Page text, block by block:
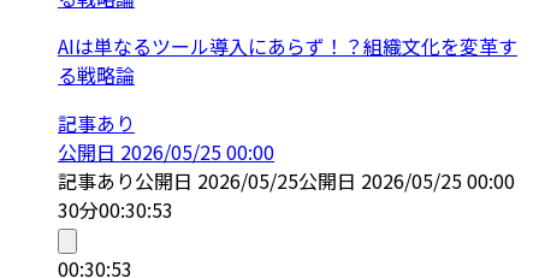
AIは単なるツール導入にあらず！？組織文化を変革す
る戦略論
記事あり
公開日 2026/05/25 00:00
記事あり公開日 2026/05/25公開日 2026/05/25 00:00
30分00:30:53
00:30:53